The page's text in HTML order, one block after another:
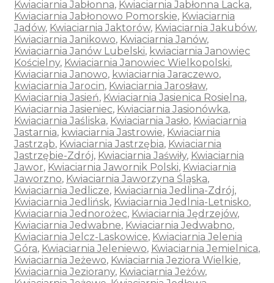
Kwiaciarnia Jabłonna, Kwiaciarnia Jabłonna Lacka,
Kwiaciarnia Jabłonowo Pomorskie, Kwiaciarnia
Jadów, Kwiaciarnia Jaktorów, Kwiaciarnia Jakubów,
Kwiaciarnia Janikowo, Kwiaciarnia Janów,
Kwiaciarnia Janów Lubelski, kwiaciarnia Janowiec
Kościelny, Kwiaciarnia Janowiec Wielkopolski,
Kwiaciarnia Janowo, kwiaciarnia Jaraczewo,
kwiaciarnia Jarocin, Kwiaciarnia Jarosław,
Kwiaciarnia Jasień, Kwiaciarnia Jasienica Rosielna,
Kwiaciarnia Jasieniec, Kwiaciarnia Jasionówka,
Kwiaciarnia Jaśliska, Kwiaciarnia Jasło, Kwiaciarnia
Jastarnia, kwiaciarnia Jastrowie, Kwiaciarnia
Jastrząb, Kwiaciarnia Jastrzębia, Kwiaciarnia
Jastrzębie-Zdrój, Kwiaciarnia Jaświły, Kwiaciarnia
Jawor, Kwiaciarnia Jawornik Polski, Kwiaciarnia
Jaworzno, Kwiaciarnia Jaworzyna Śląska,
Kwiaciarnia Jedlicze, Kwiaciarnia Jedlina-Zdrój,
Kwiaciarnia Jedlińsk, Kwiaciarnia Jedlnia-Letnisko,
Kwiaciarnia Jednorożec, Kwiaciarnia Jędrzejów,
Kwiaciarnia Jedwabne, Kwiaciarnia Jedwabno,
Kwiaciarnia Jelcz-Laskowice, Kwiaciarnia Jelenia
Góra, Kwiaciarnia Jeleniewo, Kwiaciarnia Jemielnica,
Kwiaciarnia Jeżewo, Kwiaciarnia Jeziora Wielkie,
Kwiaciarnia Jeziorany, Kwiaciarnia Jeżów,